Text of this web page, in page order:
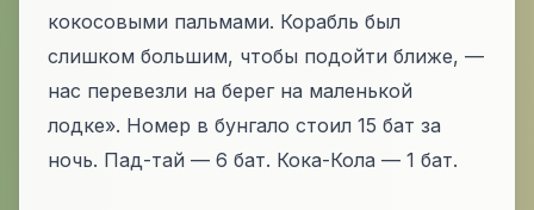
кокосовыми пальмами. Корабль был
слишком большим, чтобы подойти ближе, —
нас перевезли на берег на маленькой
лодке». Номер в бунгало стоил 15 бат за
ночь. Пад-тай — 6 бат. Кока-Кола — 1 бат.